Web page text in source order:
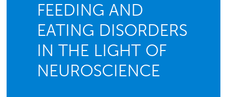
FEEDING AND
EATING DISORDERS
IN THE LIGHT OF
NEUROSCIENCE